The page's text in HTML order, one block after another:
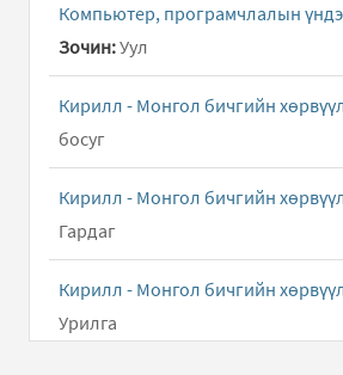
Компьютер, програмчлалын
Зочин:Уул
Кирилл - Монгол бичгийн
босуг
Кирилл - Монгол бичгийн
Гардаг
Кирилл - Монгол бичгийн
Урилга